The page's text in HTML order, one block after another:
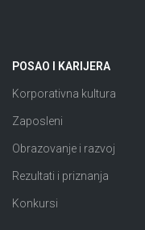
POSAO I KARIJERA
Korporativna kultura
Zaposleni
Obrazovanje i razvoj
Rezultati i priznanja
Konkursi